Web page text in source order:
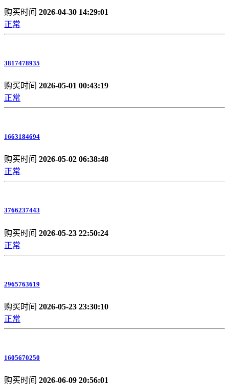
购买时间 2026-04-30 14:29:01
正常
3817478935
购买时间 2026-05-01 00:43:19
正常
1663184694
购买时间 2026-05-02 06:38:48
正常
3766237443
购买时间 2026-05-23 22:50:24
正常
2965763619
购买时间 2026-05-23 23:30:10
正常
1605670250
购买时间 2026-06-09 20:56:01